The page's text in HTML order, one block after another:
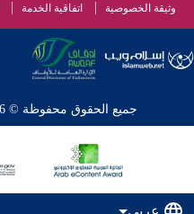
وثيقة الخصوصية اتفاقية الخدمة
جميع الحقوق محفوظة © 2026 - 1998 لشبكة إسلام ويب